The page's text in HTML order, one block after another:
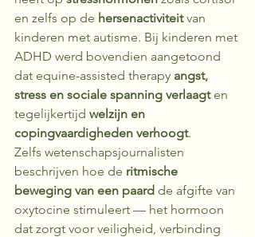
en zelfs op de hersenactiviteit van
kinderen met autisme. Bij kinderen met
ADHD werd bovendien aangetoond
dat equine-assisted therapy angst,
stress en sociale spanning verlaagt en
tegelijkertijd welzijn en
copingvaardigheden verhoogt.
Zelfs wetenschapsjournalisten
beschrijven hoe de ritmische
beweging van een paard de afgifte van
oxytocine stimuleert — het hormoon
dat zorgt voor veiligheid, verbinding